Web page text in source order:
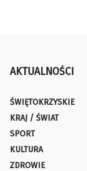
AKTUALNOŚCI
ŚWIĘTOKRZYSKIE
KRAJ / ŚWIAT
SPORT
KULTURA
ZDROWIE